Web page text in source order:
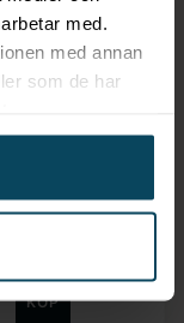
med.
med annan
som de har
till i favoriter
572kr
KÖP